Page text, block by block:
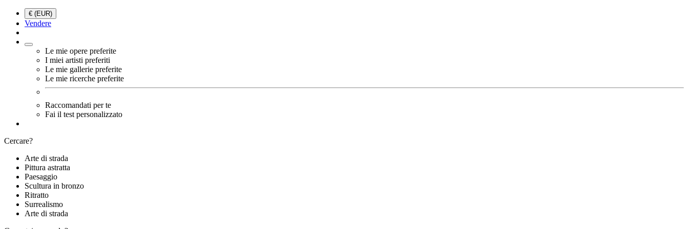
€ (EUR)
Vendere
Le mie opere preferite
I miei artisti preferiti
Le mie gallerie preferite
Le mie ricerche preferite
Raccomandati per te
Fai il test personalizzato
Cercare?
Arte di strada
Pittura astratta
Paesaggio
Scultura in bronzo
Ritratto
Surrealismo
Arte di strada